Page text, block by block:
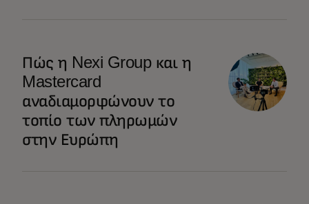
Πώς η Nexi Group και η
Mastercard
αναδιαμορφώνουν το
τοπίο των πληρωμών
στην Ευρώπη